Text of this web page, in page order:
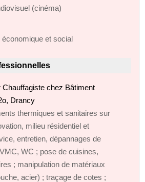
(cinéma)
et social
Chauffagiste chez Bâtiment
Drancy
thermiques et sanitaires sur
milieu résidentiel et
entretien, dépannages de
WC ; pose de cuisines,
; manipulation de matériaux
acier) ; traçage de cotes ;